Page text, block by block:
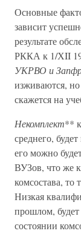
Основные
зависит
результате
РККА к 1/ХII
УКРВО и
изживаются,
скажется на
Некомплект**
среднего,
его можно
ВУЗов, что же
комсостава, то
Низкая
прошлом, будет
состоянии